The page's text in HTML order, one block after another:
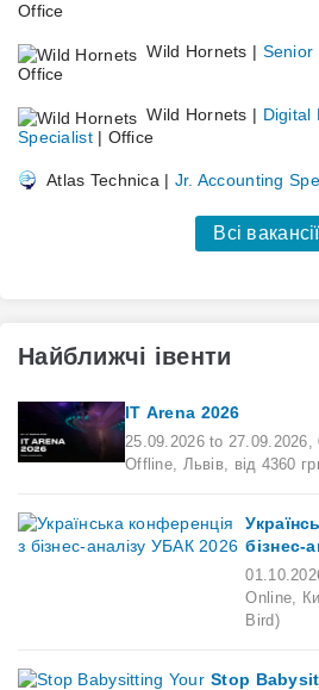
Office
Wild Hornets | Senior
Office
Wild Hornets | Digital
Specialist| Office
Atlas Technica | Jr. Accounting
Всі вакансії
Найближчі івенти
ІТ Arena 2026
25.09.2026to 27.09.2026,
Offline, Львів, від 4360
бізнес-
Online,
Bird)
Stop